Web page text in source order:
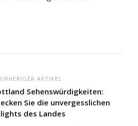
ARTIKEL
Sehenswürdigkeiten:
Sie die unvergesslichen
des Landes